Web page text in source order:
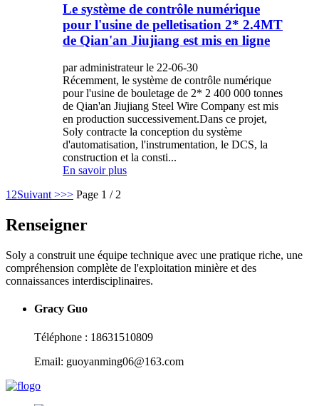
Le système de contrôle numérique
pour l'usine de pelletisation 2* 2.4MT
de Qian'an Jiujiang est mis en ligne
par administrateur le 22-06-30
Récemment, le système de contrôle numérique
pour l'usine de bouletage de 2* 2 400 000 tonnes
de Qian'an Jiujiang Steel Wire Company est mis
en production successivement.Dans ce projet,
Soly contracte la conception du système
d'automatisation, l'instrumentation, le DCS, la
construction et la consti...
En savoir plus
1 2Suivant >>> Page 1 / 2
Renseigner
Soly a construit une équipe technique avec une pratique riche, une
compréhension complète de l'exploitation minière et des
connaissances interdisciplinaires.
Gracy Guo
Téléphone : 18631510809
Email: guoyanming06@163.com